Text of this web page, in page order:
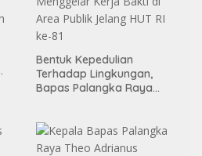
Bentuk Kepedulian
Terhadap Lingkungan,
Bapas Palangka Raya
ke-81